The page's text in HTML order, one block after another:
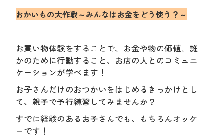
おかいもの大作戦～みんなはお金をどう使う？～
お買い物体験をすることで、お金や物の価値、誰
かのために行動すること、お店の人とのコミュニ
ケーションが学べます！
お子さんだけのおつかいをはじめるきっかけとし
て、親子で予行練習してみませんか？
すでに経験のあるお子さんでも、もちろんオッケ
ーです！